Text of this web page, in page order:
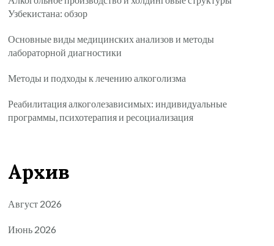
Узбекистана: обзор
Основные виды медицинских анализов и методы
лабораторной диагностики
Методы и подходы к лечению алкоголизма
Реабилитация алкоголезависимых: индивидуальные
программы, психотерапия и ресоциализация
Архив
Август 2026
Июнь 2026